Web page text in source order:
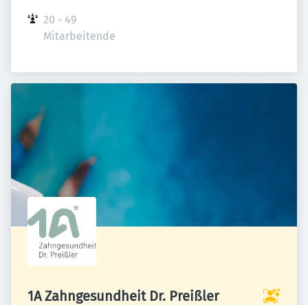
20 - 49
Mitarbeitende
1A Zahngesundheit Dr. Preißler